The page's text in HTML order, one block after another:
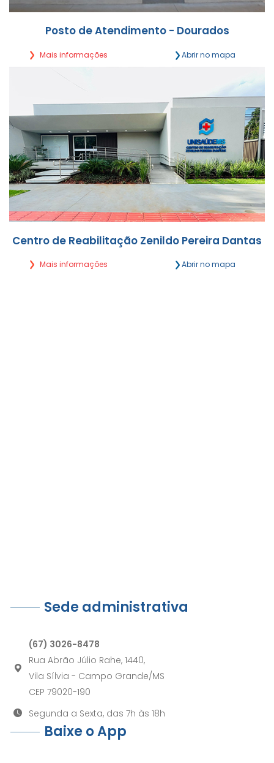
Posto de Atendimento - Dourados
Mais informações Abrir no mapa
Segunda a Sexta,
das 7h30 às 12h | 14h às 17h30
Centro de Reabilitação Zenildo Pereira Dantas
Mais informações Abrir no mapa
Sede administrativa
(67) 3026-8478
Rua Abrão Júlio Rahe, 1440,
Vila Sílvia - Campo Grande/MS
CEP 79020-190
Segunda a Sexta, das 7h às 18h
Baixe o App